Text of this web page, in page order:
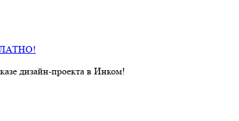
дизайн‑проекта в Инком!